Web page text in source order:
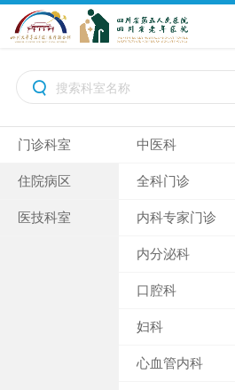

门诊科室
住院病区
医技科室
中医科
全科门诊
内科专家门诊
内分泌科
口腔科
妇科
心血管内科